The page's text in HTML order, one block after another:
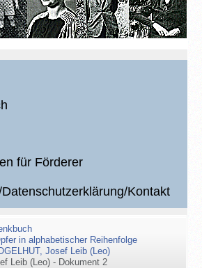
für Förderer
Kontakt
in alphabetischer Reihenfolge
Josef Leib (Leo)
Leib (Leo) - Dokument 2